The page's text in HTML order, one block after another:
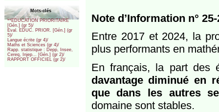
Mots-clés
**EDUCATION PRIORITAIRE
[Gén.] (gr 5)/
Eval. EDUC. PRIOR. [Gén.] (gr
5)/
Langue écrite (gr 4)/
Maths et Sciences (gr 4)/
Rapp. statistique : Depp, Insee,
Cereq, Injep... [Gén.] (gr 2)/
RAPPORT OFFICIEL (gr 2)/
Note d’Information n°
Entre 2017 et 2024, la
plus performants en
En français, la part des
davantage diminué en
que dans les autres
domaine sont stables.